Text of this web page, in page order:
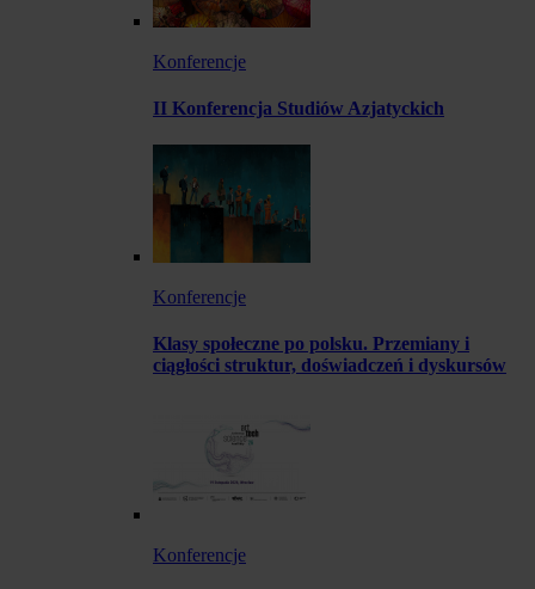
Konferencje
II Konferencja Studiów Azjatyckich
Konferencje
Klasy społeczne po polsku. Przemiany i
ciągłości struktur, doświadczeń i dyskursów
Konferencje